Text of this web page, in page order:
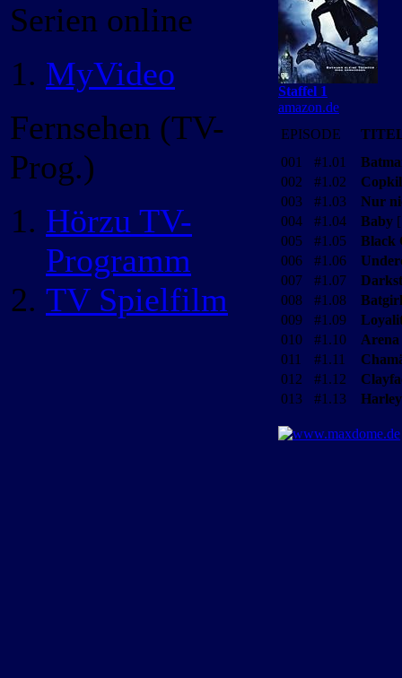
Serien online
MyVideo
Fernsehen (TV-
Prog.)
Hörzu TV-
Programm
TV Spielfilm
Staffel 1
amazon.de
EPISODE
001
#1.01
002
#1.02
003
#1.03
Nur
004
#1.04 Baby [
005
#1.05
Black
006
#1.06
007
#1.07
008
#1.08
Batgirl
009
#1.09
010
#1.10 Arena
011
#1.11
012
#1.12
013
#1.13